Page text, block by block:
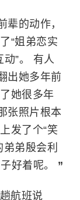
辈的动作，
“姐弟恋实
”。 有人
出她多年前
她很多年
张照片根本
发了个“笑
弟殷会利
好着呢。 ”
航班说